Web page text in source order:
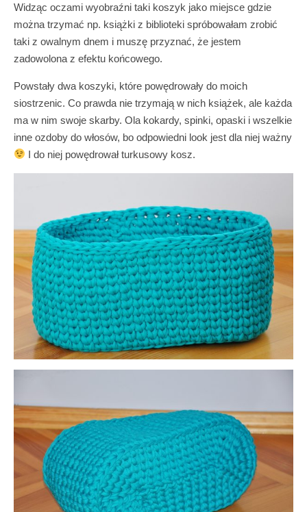
Widząc oczami wyobraźni taki koszyk jako miejsce gdzie
można trzymać np. książki z biblioteki spróbowałam zrobić
taki z owalnym dnem i muszę przyznać, że jestem
zadowolona z efektu końcowego.
Powstały dwa koszyki, które powędrowały do moich
siostrzenic. Co prawda nie trzymają w nich książek, ale każda
ma w nim swoje skarby. Ola kokardy, spinki, opaski i wszelkie
inne ozdoby do włosów, bo odpowiedni look jest dla niej ważny
I do niej powędrował turkusowy kosz.